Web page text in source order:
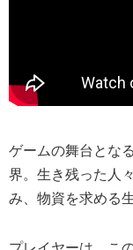
ゲームの舞台とな
界。生き残った人
み、物資を求める